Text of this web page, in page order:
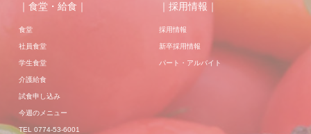
｜食堂・給食｜
食堂
社員食堂
学生食堂
介護給食
試食申し込み
今週のメニュー
TEL 0774-53-6001
｜採用情報｜
採用情報
新卒採用情報
パート・アルバイト